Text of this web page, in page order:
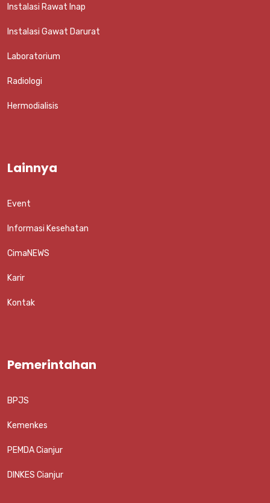
Instalasi Rawat Inap
Instalasi Gawat Darurat
Laboratorium
Radiologi
Hermodialisis
Lainnya
Event
Informasi Kesehatan
CimaNEWS
Karir
Kontak
Pemerintahan
BPJS
Kemenkes
PEMDA Cianjur
DINKES Cianjur